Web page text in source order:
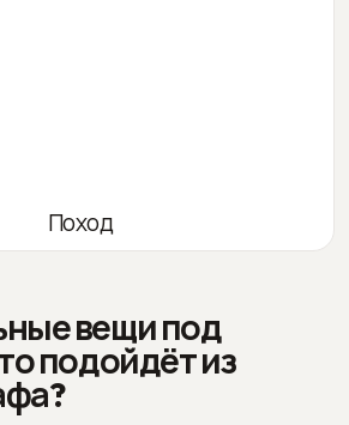
Поход
вещи под
подойдёт из